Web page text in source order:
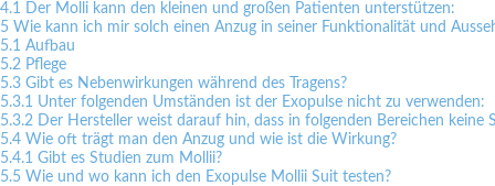
4.1 Der Molli kann den kleinen und großen Patienten unterstützen:
5 Wie kann ich mir solch einen Anzug in seiner Funktionalität und
5.1 Aufbau
5.2 Pflege
5.3 Gibt es Nebenwirkungen während des Tragens?
5.3.1 Unter folgenden Umständen ist der Exopulse nicht zu verwenden:
5.3.2 Der Hersteller weist darauf hin, dass in folgenden Bereichen
5.4 Wie oft trägt man den Anzug und wie ist die Wirkung?
5.4.1 Gibt es Studien zum Mollii?
5.5 Wie und wo kann ich den Exopulse Mollii Suit testen?